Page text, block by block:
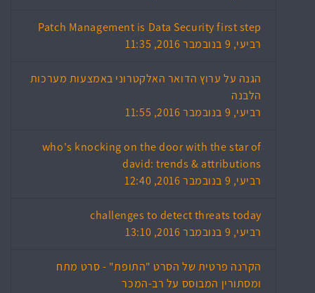
Patch Management is Data Security first step
רביעי, 9 בנובמבר 2016, 11:35
הגנה על ערוץ הדואר האלקטרוני באמצעות מערכות
הלבנה
רביעי, 9 בנובמבר 2016, 11:55
who's knocking on the door with the star of
david: trends & attributions
רביעי, 9 בנובמבר 2016, 12:40
challenges to detect threats today
רביעי, 9 בנובמבר 2016, 13:10
הקרנה פרטית של הסרט "התופת" - סרט מתח
ומסתורין המבוסס על רב-המכר